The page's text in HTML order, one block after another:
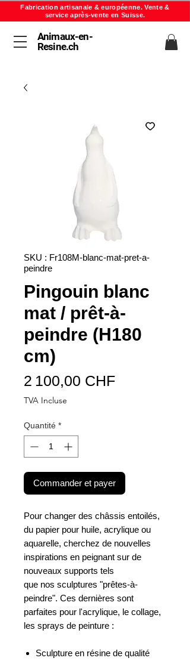
Animaux-en-
Resine.ch
Fabrication artisanale & européenne. Vente &
service après-vente en Suisse.
SKU : Fr108M-blanc-mat-pret-a-
peindre
Pingouin blanc
mat / prêt-à-
peindre (H180
cm)
2 100,00 CHFPrix
TVA Incluse
Quantité *
Commander et payer
Pour changer des châssis entoilés,
du papier pour huile, acrylique ou
aquarelle, cherchez de nouvelles
inspirations en peignant sur de
nouveaux supports tels
que nos sculptures "prêtes-à-
peindre". Ces dernières sont
parfaites pour l'acrylique, le collage,
les sprays de peinture :
Sculpture en résine de qualité